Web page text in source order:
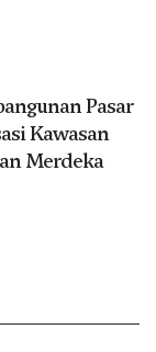
Pasar
Kawasan
Merdeka